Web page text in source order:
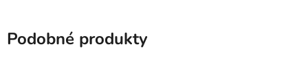
Podobné produkty